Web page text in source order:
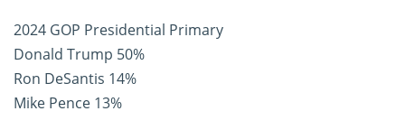
2024 GOP Presidential Primary
Donald Trump 50%
Ron DeSantis 14%
Mike Pence 13%